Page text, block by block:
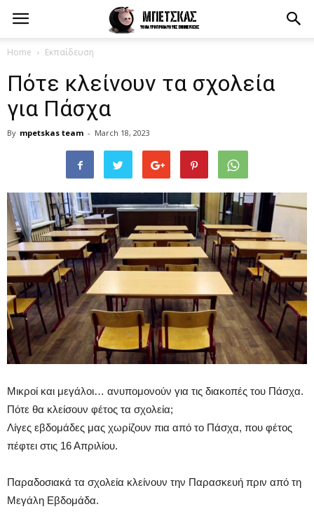
Home Εκπαίδευση
Πότε κλείνουν τα σχολεία
για Πάσχα
By mpetskas team - March 18, 2023
Μικροί και μεγάλοι… ανυπομονούν για τις διακοπές του Πάσχα.
Πότε θα κλείσουν φέτος τα σχολεία;
Λίγες εβδομάδες μας χωρίζουν πια από το Πάσχα, που φέτος
πέφτει στις 16 Απριλίου.
Παραδοσιακά τα σχολεία κλείνουν την Παρασκευή πριν από τη
Μεγάλη Εβδομάδα.